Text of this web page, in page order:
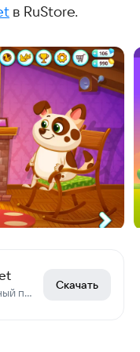
в RuStore.
Duddu — мой виртуальный питомец
Скачать